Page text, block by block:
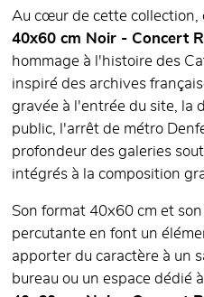
Au cœur de cette collection,
40x60 cm Noir - Concert
hommage à l'histoire des
inspiré des archives
gravée à l'entrée du site, la
public, l'arrêt de métro
profondeur des galeries
intégrés à la composition
Son format 40x60 cm et
percutante en font un
apporter du caractère à un
bureau ou un espace dédié